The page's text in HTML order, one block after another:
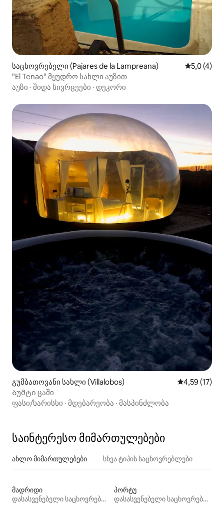
საცხოვრებელი (Pajares de la Lampreana) საშუალო
5,0 (4)
"El Tenao" მყუდრო სახლი აუზით
აუზი · შიდა სივრცეები · დეკორი
გუმბათოვანი სახლი (Villalobos) საშუალო
4,59 (17)
Ბუშტი ცაში
ფასი/ხარისხი · მდებარეობა · მასპინძლობა
საინტერესო მიმართულებები
ახლო მიმართულებები სხვა ტიპის საცხოვრებლები
მადრიდი
დასასვენებელი საცხოვრებლები
პორტუ
დასასვენებელი საცხოვრებლები